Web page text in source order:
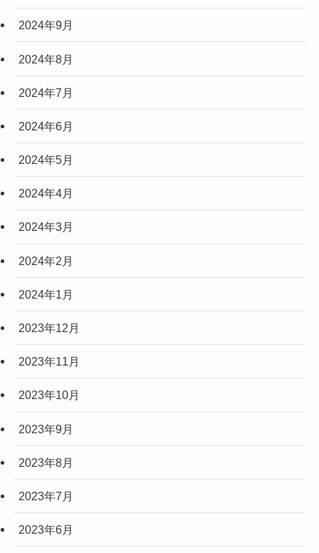
2024年9月
2024年8月
2024年7月
2024年6月
2024年5月
2024年4月
2024年3月
2024年2月
2024年1月
2023年12月
2023年11月
2023年10月
2023年9月
2023年8月
2023年7月
2023年6月